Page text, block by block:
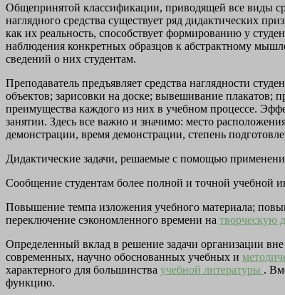
Общепринятой классификации, приводящей все виды
наглядного средства существует ряд дидактических
как их реальность, способствует формированию у
наблюдения конкретных образцов к абстрактному
сведений о них студентам.
Преподаватель предъявляет средства наглядности
объектов; зарисовки на доске; вывешивание плакатов;
преимущества каждого из них в учебном процессе.
занятии. Здесь все важно и значимо: место
демонстрации, время демонстрации, степень
Дидактические задачи, решаемые с помощью
Сообщение студентам более полной и точной учебной
Повышение темпа изложения учебного материала;
переключение сэкономленного времени на творческую
Определенный вклад в решение задачи организации
современных, научно обоснованных учебных и
характерного для большинства учебной литературы .
функцию.